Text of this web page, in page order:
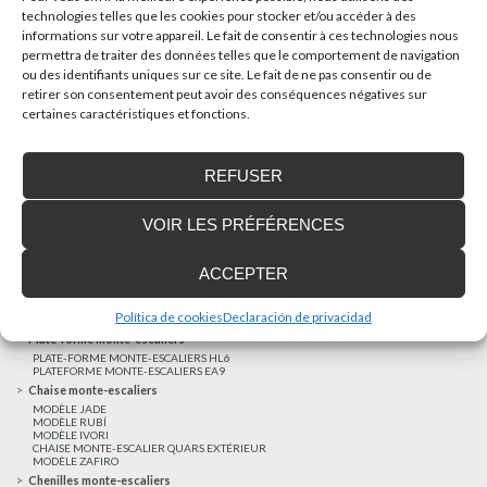
technologies telles que les cookies pour stocker et/ou accéder à des
informations sur votre appareil. Le fait de consentir à ces technologies nous
permettra de traiter des données telles que le comportement de navigation
ou des identifiants uniques sur ce site. Le fait de ne pas consentir ou de
retirer son consentement peut avoir des conséquences négatives sur
certaines caractéristiques et fonctions.
ACCEPTER
REFUSER
VOIR LES PRÉFÉRENCES
Política de cookiesDeclaración de privacidad
AUTRES NOUVELLES
Réalisations récentes
ASCENSEUR PRIVATIF EHP 05
ÉLÉVATEURS VERTICAUX BLE
Plate-forme monte-escaliers
PLATE-FORME MONTE-ESCALIERS HL6
PLATEFORME MONTE-ESCALIERS EA9
Chaise monte-escaliers
MODÈLE JADE
MODÈLE RUBÍ
MODÈLE IVORI
CHAISE MONTE-ESCALIER QUARS EXTÉRIEUR
MODÈLE ZAFIRO
Chenilles monte-escaliers